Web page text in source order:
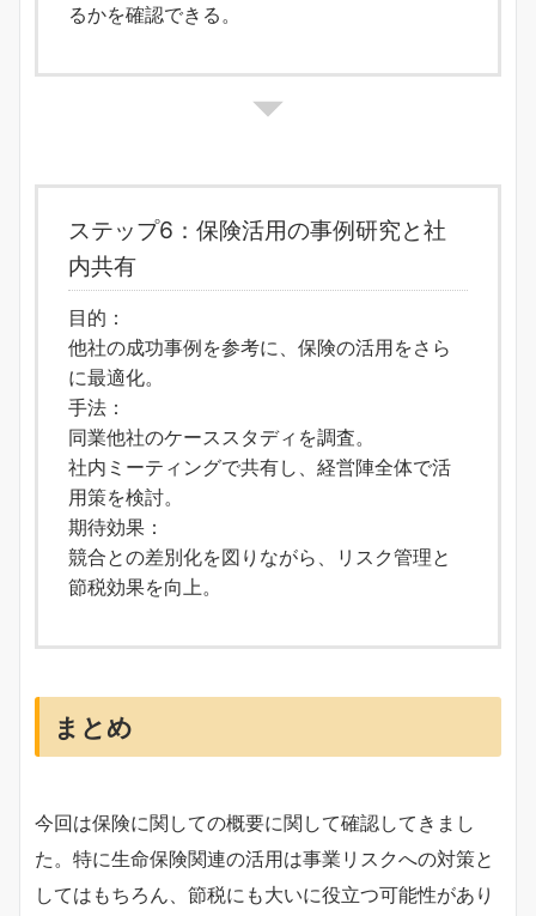
るかを確認できる。
ステップ6：保険活用の事例研究と社
内共有
目的：
他社の成功事例を参考に、保険の活用をさら
に最適化。
手法：
同業他社のケーススタディを調査。
社内ミーティングで共有し、経営陣全体で活
用策を検討。
期待効果：
競合との差別化を図りながら、リスク管理と
節税効果を向上。
まとめ
今回は保険に関しての概要に関して確認してきまし
た。特に生命保険関連の活用は事業リスクへの対策と
してはもちろん、節税にも大いに役立つ可能性があり